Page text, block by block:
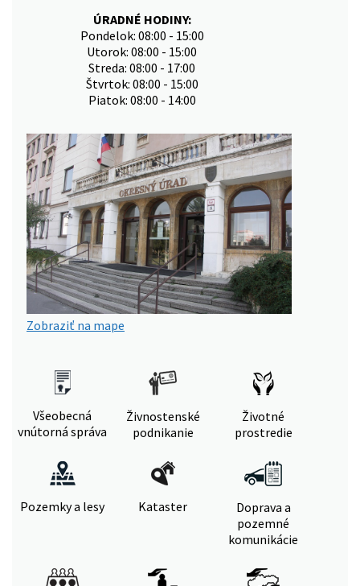
ÚRADNÉ HODINY:
Pondelok: 08:00 - 15:00
Utorok: 08:00 - 15:00
Streda: 08:00 - 17:00
Štvrtok: 08:00 - 15:00
Piatok: 08:00 - 14:00
Zobraziť na mape
Všeobecná
vnútorná správa
Živnostenské
podnikanie
Životné
prostredie
Pozemky a lesy Kataster
Doprava a
pozemné
komunikácie